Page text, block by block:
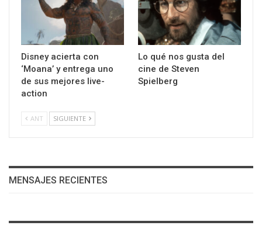
Disney acierta con
‘Moana’ y entrega uno
de sus mejores live-
action
Lo qué nos gusta del
cine de Steven
Spielberg
ANT SIGUIENTE
MENSAJES RECIENTES